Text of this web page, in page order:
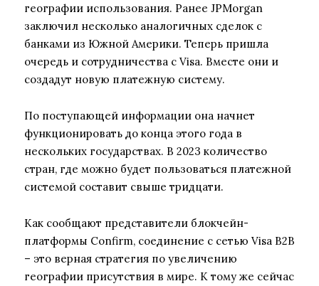
географии использования. Ранее JPMorgan
заключил несколько аналогичных сделок с
банками из Южной Америки. Теперь пришла
очередь и сотрудничества с Visa. Вместе они и
создадут новую платежную систему.
По поступающей информации она начнет
функционировать до конца этого года в
нескольких государствах. В 2023 количество
стран, где можно будет пользоваться платежной
системой составит свыше тридцати.
Как сообщают представители блокчейн-
платформы Confirm, соединение с сетью Visa B2B
– это верная стратегия по увеличению
географии присутствия в мире. К тому же сейчас